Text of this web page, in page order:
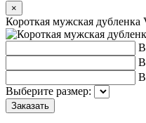
×
Короткая мужская
Выберите размер: